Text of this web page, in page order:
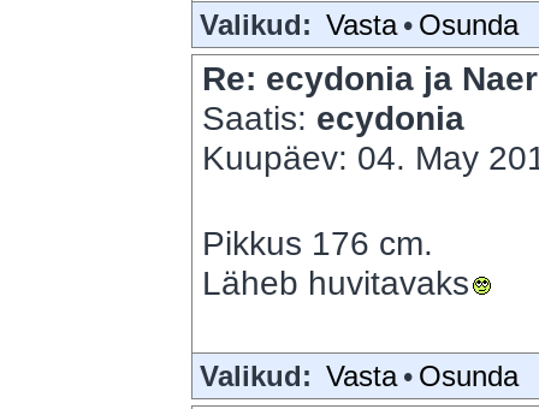
Valikud: Vasta • Osunda
Re: ecydonia ja
Saatis: ecydonia
Kuupäev: 04. May
Pikkus 176 cm.
Läheb huvitavaks
Valikud: Vasta • Osunda